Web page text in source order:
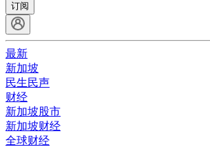
订阅
最新
新加坡
民生民声
财经
新加坡股市
新加坡财经
全球财经